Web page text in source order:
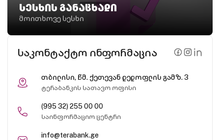
სესხის განაცხადი
მოითხოვე სესხი
საკონტაქტო ინფორმაცია
თბილისი, წმ. ქეთევან დედოფლის გამზ. 3
ტერაბანკის სათავო ოფისი
(995 32) 255 00 00
საინფორმაციო ცენტრი
info@terabank.ge